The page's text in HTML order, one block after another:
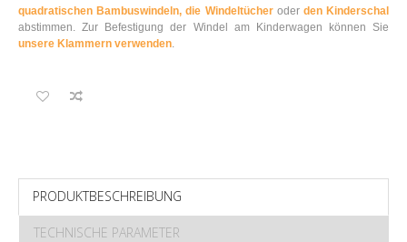
quadratischen Bambuswindeln, die Windeltücheroder den Kinderschal
abstimmen. Zur Befestigung der Windel am Kinderwagen können Sie
unsere Klammern verwenden.
PRODUKTBESCHREIBUNG
TECHNISCHE PARAMETER